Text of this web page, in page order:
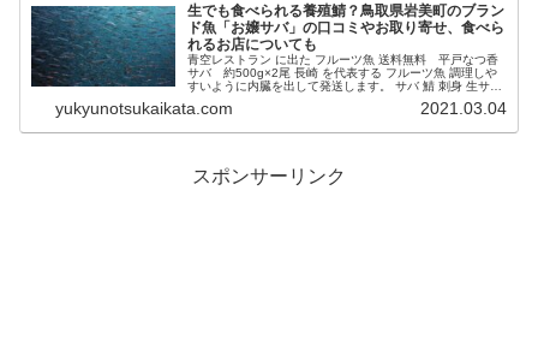
生でも食べられる養殖鯖？鳥取県岩美町のブラン
ド魚「お嬢サバ」の口コミやお取り寄せ、食べら
れるお店についても
青空レストラン に出た フルーツ魚 送料無料 平戸なつ香
サバ 約500g×2尾 長崎 を代表する フルーツ魚 調理しや
すいように内臓を出して発送します。 サバ 鯖 刺身 生サバ
弟 ...
yukyunotsukaikata.com 2021.03.04
スポンサーリンク